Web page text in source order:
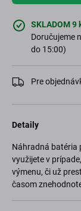
SKLADOM 9
Doručujeme
do 15:00)
Pre
Detaily
Náhradná batéria
využijete v
výmenu, či už
časom